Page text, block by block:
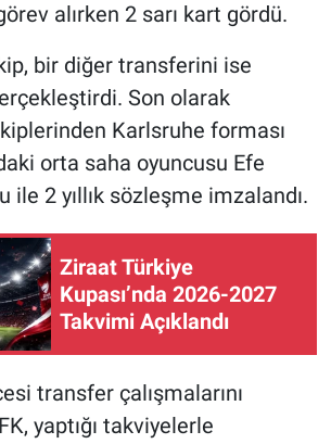
alırken 2 sarı kart gördü.
bir diğer transferini ise
Son olarak
Karlsruhe forması
orta saha oyuncusu Efe
ile 2 yıllık sözleşme imzalandı.
Ziraat Türkiye
Kupası’nda 2026-2027
Takvimi Açıklandı
transfer çalışmalarını
yaptığı takviyelerle